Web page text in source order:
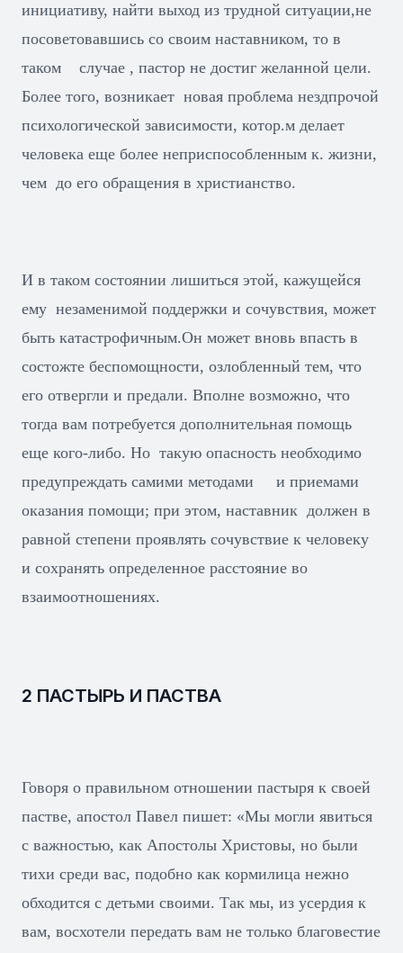
инициативу, найти выход из трудной ситуации,не
посоветовавшись со своим наставником, то в
таком случае , пастор не достиг желанной цели.
Более того, возникает новая проблема нездпрочой
психологической зависимости, котор.м делает
человека еще более неприспособленным к. жизни,
чем до его обращения в христианство.
И в таком состоянии лишиться этой, кажущейся
ему незаменимой поддержки и сочувствия, может
быть катастрофичным.Он может вновь впасть в
состожте беспомощности, озлобленный тем, что
его отвергли и предали. Вполне возможно, что
тогда вам потребуется дополнительная помощь
еще кого-либо. Но такую опасность необходимо
предупреждать самими методами и приемами
оказания помощи; при этом, наставник должен в
равной степени проявлять сочувствие к человеку
и сохранять определенное расстояние во
взаимоотношениях.
2 ПАСТЫРЬ И ПАСТВА
Говоря о правильном отношении пастыря к своей
пастве, апостол Павел пишет: «Мы могли явиться
с важностью, как Апостолы Христовы, но были
тихи среди вас, подобно как кормилица нежно
обходится с детьми своими. Так мы, из усердия к
вам, восхотели передать вам не только благовестие